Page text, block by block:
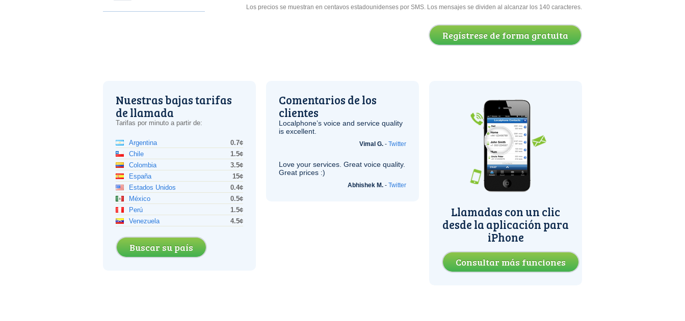
Los precios se muestran en centavos estadounidenses por SMS. Los mensajes se dividen al alcanzar los 140 caracteres.
Regístrese de forma gratuita
Nuestras bajas tarifas
de llamada
Tarifas por minuto a partir de:
Argentina
0.7¢
Chile
1.5¢
Colombia
3.5¢
España
15¢
Estados Unidos
0.4¢
México
0.5¢
Perú
1.5¢
Venezuela
4.5¢
Buscar su país
Comentarios de los
clientes
Localphone’s voice and service quality
is excellent.
Vimal G. - Twitter
Love your services. Great voice quality.
Great prices :)
Abhishek M. - Twitter
Llamadas con un clic
desde la aplicación para
iPhone
Consultar más funciones